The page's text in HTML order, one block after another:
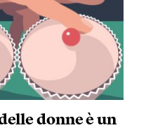
donne è un